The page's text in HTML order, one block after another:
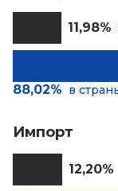
11,98%
88,02% в
Импорт
12,20%